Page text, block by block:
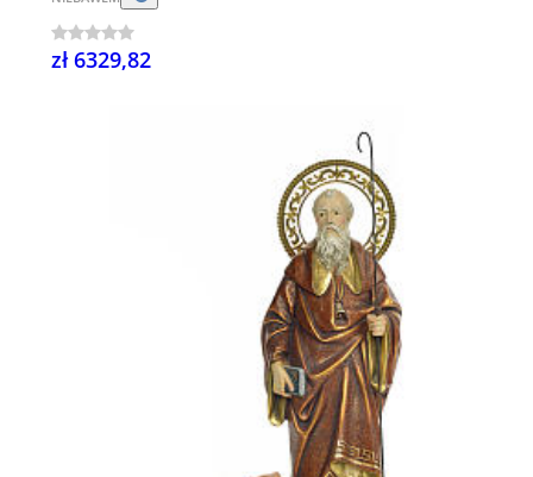
zł 6329,82